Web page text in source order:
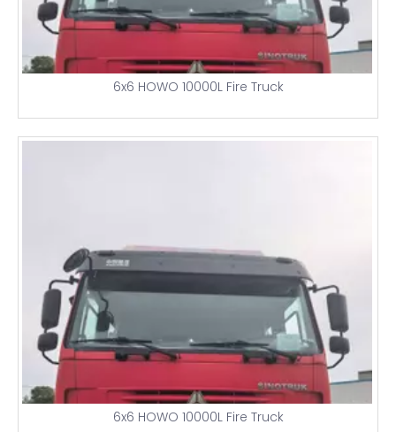
6x6 HOWO 10000L Fire Truck
6x6 HOWO 10000L Fire Truck